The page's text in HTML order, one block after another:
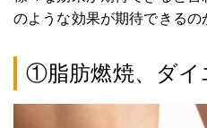
のような効果が期待できるの
①脂肪燃焼、ダイ